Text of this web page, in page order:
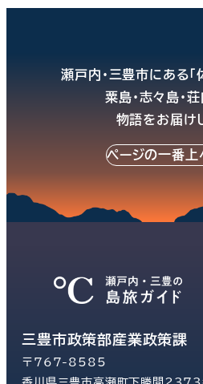
瀬戸内・三豊市にある「
粟島・志々島・
物語をお届け
ページの一番上
三豊市政策部産業政策課
〒767-8585